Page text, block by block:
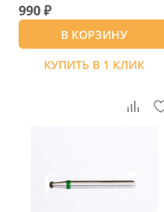
990 ₽
В КОРЗИНУ
КУПИТЬ В 1 КЛИК